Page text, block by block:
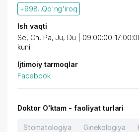
+998...Qo'ng'iroq
Ish vaqti
Se, Ch, Pa, Ju, Du | 09:00:00-
kuni
Ijtimoiy tarmoqlar
Facebook
Doktor O'ktam - faoliyat turlari
Stomatologiya Ginekologiya